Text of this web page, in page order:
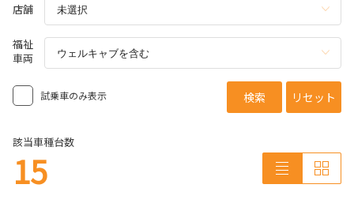
店舗
福祉
車両
試乗車のみ表示 検索 リセット
該当車種台数
15